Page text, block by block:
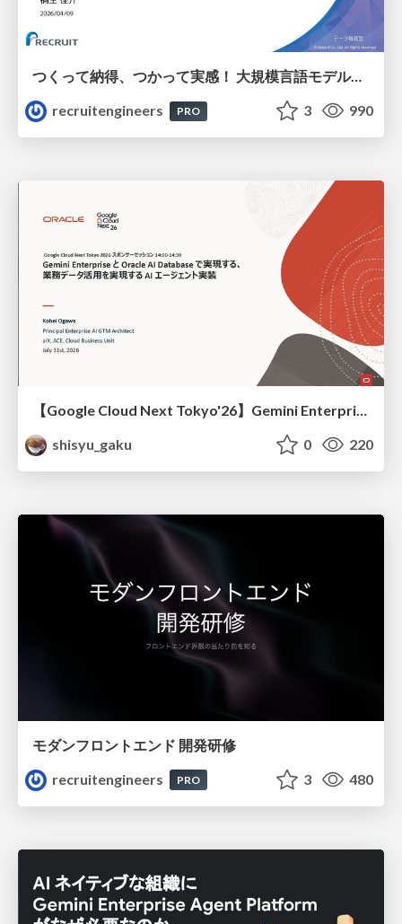
つくって納得、つかって実感！ 大規模言語モデルことはじめ ver2.0
recruitengineers
PRO 3 990
【Google Cloud Next Tokyo'26】Gemini Enterprise と Oracle AI Database で実現する、 業務データ活用を実現する AI エージェント実装
shisyu_gaku
0 220
モダンフロントエンド 開発研修
recruitengineers
PRO 3 480